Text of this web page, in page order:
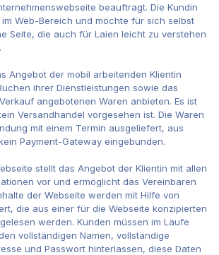
beauftragt. Die Kundin
Web-Bereich und möchte für sich selbst
Seite, die auch für Laien leicht zu verstehen
Angebot der mobil arbeitenden Klientin
ihrer Dienstleistungen sowie das
angebotenen Waren anbieten. Es ist
Versandhandel vorgesehen ist. Die Waren
mit einem Termin ausgeliefert, aus
Payment-Gateway eingebunden.
stellt das Angebot der Klientin mit allen
vor und ermöglicht das Vereinbaren
der Webseite werden mit Hilfe von
die aus einer für die Webseite konzipierten
werden. Kunden müssen im Laufe
vollständigen Namen, vollständige
und Passwort hinterlassen, diese Daten